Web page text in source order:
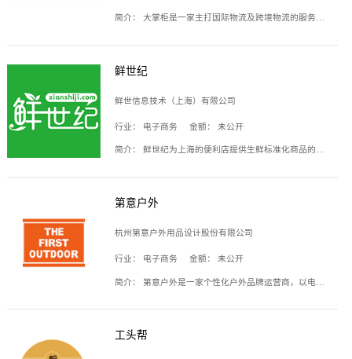
简介： 大掌柜是一家主打国际物流及跨境物流的服务云平台，致力于帮助全球国际物流企业在互联网上建立自己的平台，核心产品包括运价通、生意通、业务通、订舱通、招财通等，奥林网络科技（宁波）有限公司旗下产品。
鲜世纪
鲜世信息技术（上海）有限公司
行业： 电子商务 金额： 未公开
简介： 鲜世纪为上海的便利店提供生鲜标准化商品的供应链服务，帮商家解决生鲜采购、运营问题，帮助商家销售。平台提供的商品覆盖果蔬肉类、常温与低温奶制品、冷冻食品、零食饮料、粮油副食、居家洗护等多个品类，上架SKU3000余个。公司建立了近万平方米的仓储场地和物流配送体系，为合作商家提供快速配送服务。
第意户外
杭州第意户外用品设计股份有限公司
行业： 电子商务 金额： 未公开
简介： 第意户外是一家个性化户外品牌运营商，以电子商务为主要载体，主要从事户外产品的设计、生产、销售业务，产品包含冲锋衣、户外鞋、户外背包等。
工头帮